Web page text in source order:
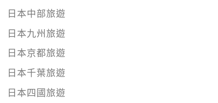
日本中部旅遊
日本九州旅遊
日本京都旅遊
日本千葉旅遊
日本四國旅遊